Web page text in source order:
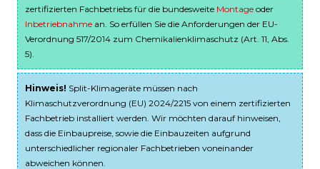
zertifizierten Fachbetriebs für die bundesweite Montage oder
Inbetriebnahme an. So erfüllen Sie die Anforderungen der EU-
Verordnung 517/2014 zum Chemikalienklimaschutz (Art. 11, Abs.
5).
Hinweis! Split-Klimageräte müssen nach
Klimaschutzverordnung (EU) 2024/2215 von einem zertifizierten
Fachbetrieb installiert werden. Wir möchten darauf hinweisen,
dass die Einbaupreise, sowie die Einbauzeiten aufgrund
unterschiedlicher regionaler Fachbetrieben voneinander
abweichen können.